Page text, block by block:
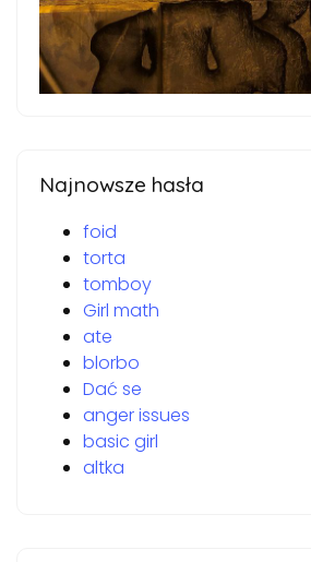
Najnowsze hasła
foid
torta
tomboy
Girl math
ate
blorbo
Dać se
anger issues
basic girl
altka